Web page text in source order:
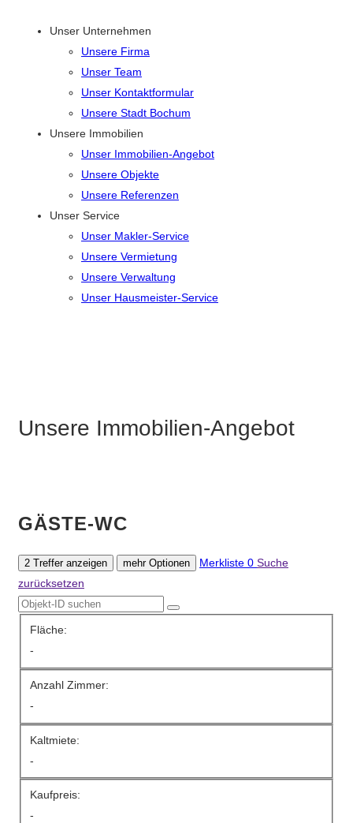
Unser Unternehmen
Unsere Firma
Unser Team
Unser Kontaktformular
Unsere Stadt Bochum
Unsere Immobilien
Unser Immobilien-Angebot
Unsere Objekte
Unsere Referenzen
Unser Service
Unser Makler-Service
Unsere Vermietung
Unsere Verwaltung
Unser Hausmeister-Service
Unsere Immobilien-Angebot
GÄSTE-WC
2 Treffer anzeigen mehr Optionen Merkliste 0 Suche
zurücksetzen
Fläche:
-
Anzahl Zimmer:
-
Kaltmiete:
-
Kaufpreis:
-